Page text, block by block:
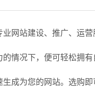
网站建设、推广、运营
情况下，便可轻松拥
成为您的网站。选购即